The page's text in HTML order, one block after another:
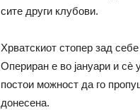
сите други клубови.
Хрватскиот стопер зад
Опериран е во јануари и сè
постои можност да го
донесена.